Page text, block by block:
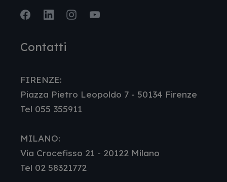
Facebook
LinkedInInstagram
Contatti
FIRENZE:
Piazza Pietro Leopoldo 7 - 50134 Firenze
Tel 055 355911
MILANO:
Via Crocefisso 21 - 20122 Milano
Tel 02 58321772